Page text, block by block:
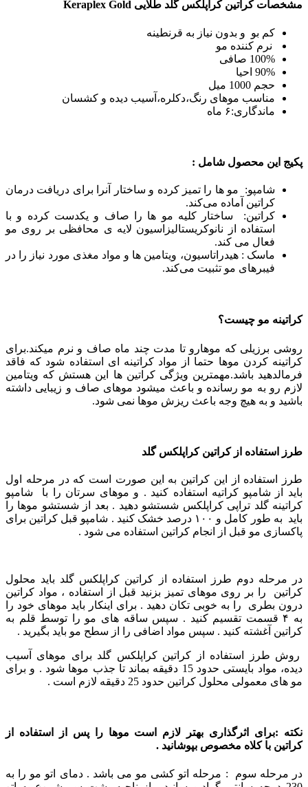
مشخصات کراتین کراپلکس گلد طلایی Keraplex Gold
کم بو و بدون نیاز به قرنطینه
نرم کننده مو
100% صافی
90% احیا
حجم 1000 میل
مناسب موهای رنگ،دکلره،آسیب دیده و کشسان
ماندگاری:۶ ماه
پکیج این محصول شامل :
شامپو: مو ها را تمیز کرده و ساختار آنرا برای دریافت درمان
کراتین آماده می‌کند.
کراتین: ساختار کلیه مو ها را صاف و یکدست کرده و با
استفاده از نانوکریستالیزاسیون لایه ی محافظی بر روی مو
فعال می کند.
ماسک : هیدراتاسیون، ویتامین ها و مواد مغذی مورد نیاز را در
فیبرهای مو تثبیت می‌کند.
کراتینه مو چیست؟
روشی برزیلی که موهارو تا مدت چند ماه صاف و نرم میکند.برای
کراتینه کردن موها حتما از مواد کراتینه ای استفاده شود که فاقد
فرمالدهید باشد.مهمترین ویژگی کراتین ها این هستش که ویتامین
لازم رو به مو رسانده و باعث میشود موهای صاف و زیبایی داشته
باشید و به هیچ وجه باعث ریزش موها نمی شود.
طرز استفاده از کراتین کراپلکس گلد
طرز استفاده از این کراتین به این صورت است که در مرحله اول
باید از شامپو کراتیه استفاده کنید . و موهای سرتان را با شامپو
کراتینه گلد تراپی کراپلکس شستشو دهید . بعد از شستشو موها را
باید به طور کامل و ۱۰۰ درصد خشک کنید .
شامپو قبل کراتین برای
پاکسازی مو قبل از انجام کراتین استفاده می شود .
در مرحله دوم طرز استفاده از کراتین کراپلکس گلد باید محلول
کراتین را بر روی موهای تمیز بزنید قبل از استفاده ، مواد کراتین
درون بطری را به خوبی تکان دهید . برای اینکار باید موهای خود را
به ۴ قسمت تقسیم کنید . سپس ساقه های مو را توسط قلم به
کراتین آغشته کنید . سپس مواد اضافی را از سطح مو باید بگیرید .
روش طرز استفاده از کراتین کراپلکس گلد برای موهای آسیب
دیده، مواد بایستی حدود 15 دقیقه بماند تا جذب موها شود . و برای
مو های معمولی محلول کراتین حدود 25 دقیقه لازم است .
نکته :برای اثرگذاری بهتر لازم است موها را پس از استفاده از
کراتین با کلاه مخصوص بپوشانید .
در مرحله سوم : مرحله اتو کشی مو می باشد . دمای اتو مو را به